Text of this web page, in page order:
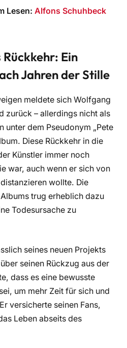
Lesen: Alfons Schuhbeck
Ein
Jahren der Stille
meldete sich Wolfgang
zurück – allerdings nicht als
unter dem Pseudonym „Pete
Diese Rückkehr in die
Künstler immer noch
war, auch wenn er sich von
wollte. Die
trug erheblich dazu
Todesursache zu
seines neuen Projekts
seinen Rückzug aus der
dass es eine bewusste
um mehr Zeit für sich und
versicherte seinen Fans,
Leben abseits des